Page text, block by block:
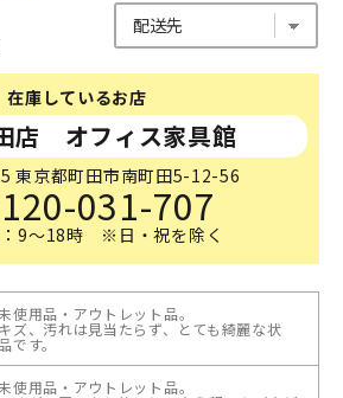
在庫しているお店
店 オフィス家具館
東京都町田市南町田5-12-56
031-707
：9～18時 ※日・祝を除く
使用品・アウトレット品。
ズ、汚れは見当たらず、とても綺麗な状
です。
使用品・アウトレット品。